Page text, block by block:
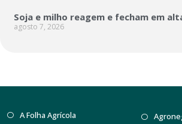
Soja e milho reagem e fecham em
agosto 7, 2026
A Folha Agrícola